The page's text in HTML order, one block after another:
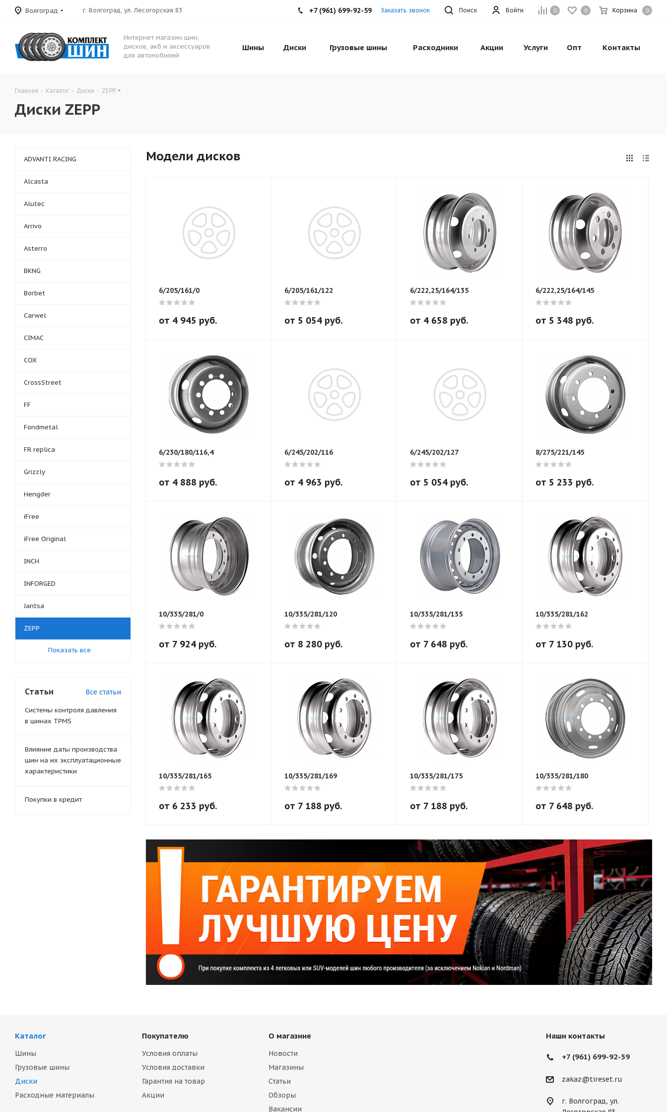
Волгоград 0 0 Корзина 0
Войти
г. Волгоград, ул. Лесогорская 83 Поиск
+7 (961) 699-92-59 Заказать звонок
Интернет магазин шин,
дисков, акб и аксессуаров
для автомобилей
Шины Диски Грузовые шины Расходники Акции Услуги Опт Контакты
Главная - Каталог - Диски - ZEPP
Диски ZEPP
Модели дисков
6/205/161/0
от 4 945 руб.
6/205/161/122
от 5 054 руб.
6/222,25/164/135
от 4 658 руб.
6/222,25/164/145
от 5 348 руб.
6/230/180/116,4
от 4 888 руб.
6/245/202/116
от 4 963 руб.
6/245/202/127
от 5 054 руб.
8/275/221/145
от 5 233 руб.
10/335/281/0
от 7 924 руб.
10/335/281/120
от 8 280 руб.
10/335/281/135
от 7 648 руб.
10/335/281/162
от 7 130 руб.
10/335/281/165
от 6 233 руб.
10/335/281/169
от 7 188 руб.
10/335/281/175
от 7 188 руб.
10/335/281/180
от 7 648 руб.
ADVANTI RACING
Alcasta
Alutec
Arrivo
Asterro
BKNG
Borbet
Carwel
CIMAC
COX
CrossStreet
FF
Fondmetal
FR replica
Grizzly
Hengder
iFree
iFree Original
INCH
INFORGED
Jantsa
ZEPP
Показать все
Статьи Все статьи
Системы контроля давления
в шинах TPMS
Влияние даты производства
шин на их эксплуатационные
характеристики
Покупки в кредит
Каталог
Шины
Грузовые шины
Диски
Расходные материалы
Покупателю
Условия оплаты
Условия доставки
Гарантия на товар
Акции
О магазине
Новости
Магазины
Статьи
Обзоры
Вакансии
Наши контакты
+7 (961) 699-92-59
zakaz@tireset.ru
г. Волгоград, ул.